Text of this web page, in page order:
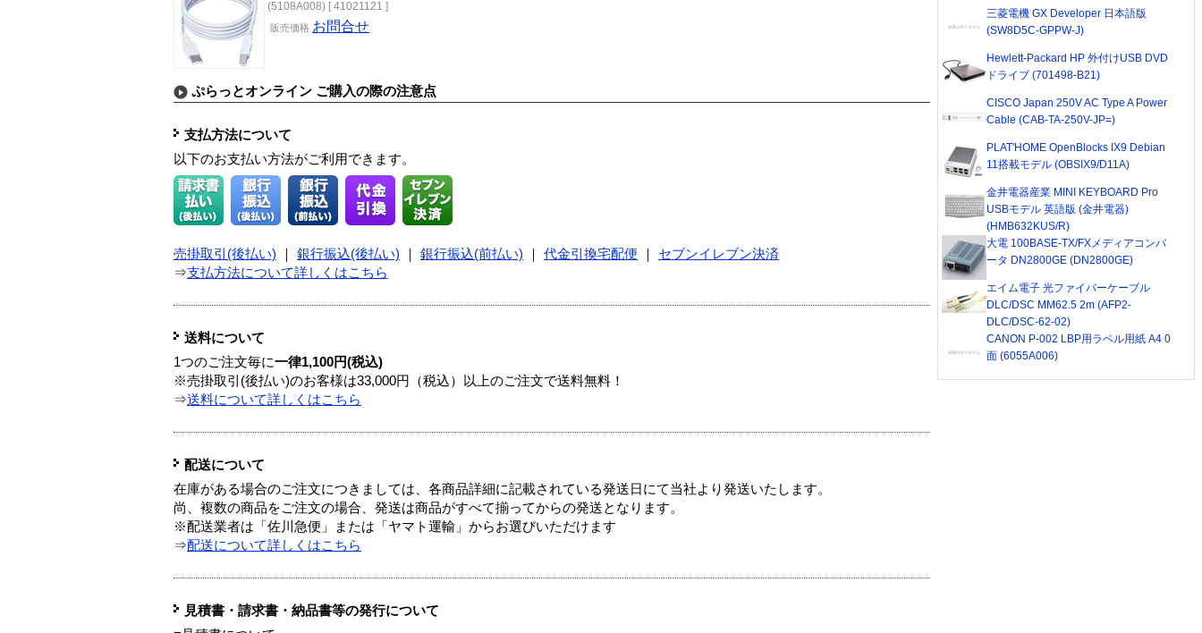
(5108A008) [ 41021121 ]
販売価格 お問合せ
ぷらっとオンライン ご購入の際の注意点
支払方法について
以下のお支払い方法がご利用できます。
売掛取引(後払い) 銀行振込(後払い) 銀行振込(前払い) 代金引換宅配便
セブンイレブン決済
⇒支払方法について詳しくはこちら
送料について
1つのご注文毎に一律1,100円(税込)
※売掛取引(後払い)のお客様は33,000円（税込）以上のご注文で送料無料！
⇒送料について詳しくはこちら
配送について
在庫がある場合のご注文につきましては、各商品詳細に記載されている発送日にて当社より発送いたします。
尚、複数の商品をご注文の場合、発送は商品がすべて揃ってからの発送となります。
※配送業者は「佐川急便」または「ヤマト運輸」からお選びいただけます
⇒配送について詳しくはこちら
見積書・請求書・納品書等の発行について
三菱電機 GX Developer 日本語版
(SW8D5C-GPPW-J)
Hewlett-Packard HP 外付けUSB DVD
ドライブ (701498-B21)
CISCO Japan 250V AC Type A Power
Cable (CAB-TA-250V-JP=)
PLAT'HOME OpenBlocks IX9 Debian
11搭載モデル (OBSIX9/D11A)
金井電器産業 MINI KEYBOARD Pro
USBモデル 英語版 (金井電器)
(HMB632KUS/R)
大電 100BASE-TX/FXメディアコンバ
ータ DN2800GE (DN2800GE)
エイム電子 光ファイバーケーブル
DLC/DSC MM62.5 2m (AFP2-
DLC/DSC-62-02)
CANON P-002 LBP用ラベル用紙 A4 0
面 (6055A006)